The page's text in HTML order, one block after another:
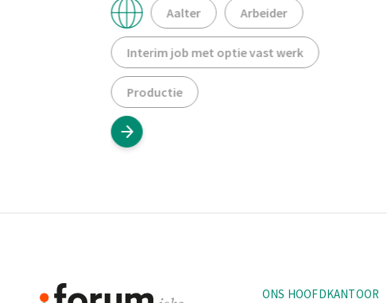
Aalter Arbeider
Interim job met optie vast werk
Productie
ONS HOOFDKANTOOR